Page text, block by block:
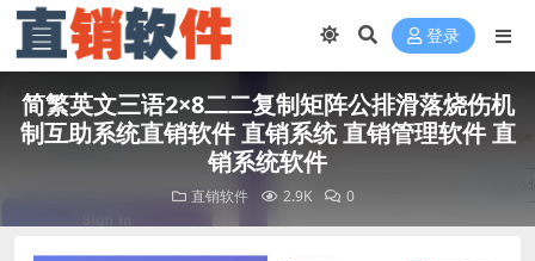
登录
简繁英文三语2×8二二复制矩阵公排滑落烧伤机
制互助系统直销软件 直销系统 直销管理软件 直
销系统软件
直销软件 2.9K 0